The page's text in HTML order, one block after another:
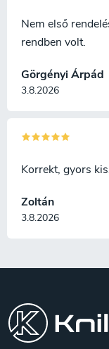
Görgényi Árpád
3.8.2026
Nem első
rendben volt.
Zoltán
3.8.2026
Korrekt, gyors